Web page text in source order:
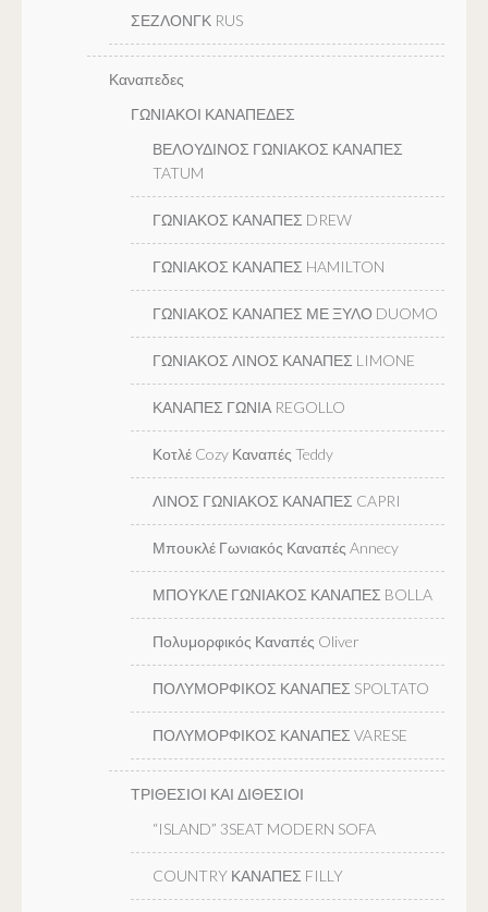
ΣΕΖΛΟΝΓΚ RUS
Καναπεδες
ΓΩΝΙΑΚΟΙ ΚΑΝΑΠΕΔΕΣ
ΒΕΛΟΥΔΙΝΟΣ ΓΩΝΙΑΚΟΣ ΚΑΝΑΠΕΣ
TATUM
ΓΩΝΙΑΚΟΣ ΚΑΝΑΠΕΣ DREW
ΓΩΝΙΑΚΟΣ ΚΑΝΑΠΕΣ HAMILTON
ΓΩΝΙΑΚΟΣ ΚΑΝΑΠΕΣ ΜΕ ΞΥΛΟ DUOMO
ΓΩΝΙΑΚΟΣ ΛΙΝΟΣ ΚΑΝΑΠΕΣ LIMONE
ΚΑΝΑΠΕΣ ΓΩΝΙΑ REGOLLO
Κοτλέ Cozy Καναπές Teddy
ΛΙΝΟΣ ΓΩΝΙΑΚΟΣ ΚΑΝΑΠΕΣ CAPRI
Μπουκλέ Γωνιακός Καναπές Annecy
ΜΠΟΥΚΛΕ ΓΩΝΙΑΚΟΣ ΚΑΝΑΠΕΣ BOLLA
Πολυμορφικός Καναπές Oliver
ΠΟΛΥΜΟΡΦΙΚΟΣ ΚΑΝΑΠΕΣ SPOLTATO
ΠΟΛΥΜΟΡΦΙΚΟΣ ΚΑΝΑΠΕΣ VARESE
ΤΡΙΘΕΣΙΟΙ ΚΑΙ ΔΙΘΕΣΙΟΙ
“ISLAND” 3SEAT MODERN SOFA
COUNTRY ΚΑΝΑΠΕΣ FILLY